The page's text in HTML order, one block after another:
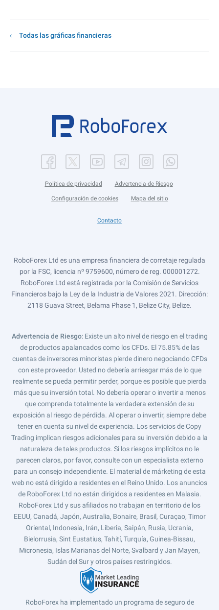
Todas las gráficas financieras
Política de privacidad Advertencia de Riesgo
Configuración de cookies Mapa del sitio
Contacto
RoboForex Ltd es una empresa financiera de corretaje regulada
por la FSC, licencia nº 9759600, número de reg. 000001272.
RoboForex Ltd está registrada por la Comisión de Servicios
Financieros bajo la Ley de la Industria de Valores 2021. Dirección:
2118 Guava Street, Belama Phase 1, Belize City, Belize.
Advertencia de Riesgo: Existe un alto nivel de riesgo en el trading
de productos apalancados como los CFDs. El 75.85% de las
cuentas de inversores minoristas pierde dinero negociando CFDs
con este proveedor. Usted no debería arriesgar más de lo que
realmente se pueda permitir perder, porque es posible que pierda
más que su inversión total. No debería operar o invertir a menos
que comprenda totalmente la verdadera extensión de su
exposición al riesgo de pérdida. Al operar o invertir, siempre debe
tener en cuenta su nivel de experiencia. Los servicios de Copy
Trading implican riesgos adicionales para su inversión debido a la
naturaleza de tales productos. Si los riesgos implícitos no le
parecen claros, por favor, consulte con un especialista externo
para un consejo independiente. El material de márketing de esta
web no está dirigido a residentes en el Reino Unido. Los anuncios
de RoboForex Ltd no están dirigidos a residentes en Malasia.
RoboForex Ltd y sus afiliados no trabajan en territorio de los
EEUU, Canadá, Japón, Australia, Bonaire, Brasil, Curaçao, Timor
Oriental, Indonesia, Irán, Liberia, Saipán, Rusia, Ucrania,
Bielorrusia, Sint Eustatius, Tahití, Turquía, Guinea-Bissau,
Micronesia, Islas Marianas del Norte, Svalbard y Jan Mayen,
Sudán del Sur y otros países restringidos.
RoboForex ha implementado un programa de seguro de